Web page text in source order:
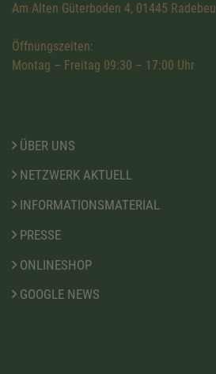
Am Alten Güterboden 4, 01445 Radebeul
Öffnungszeiten:
Montag – Freitag 09:30 – 17:00 Uhr
ÜBER UNS
NETZWERK AKTUELL
INFORMATIONSMATERIAL
PRESSE
ONLINESHOP
GOOGLE NEWS